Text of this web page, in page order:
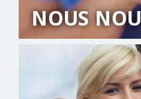
NOUS